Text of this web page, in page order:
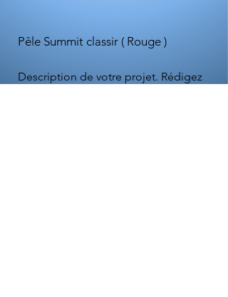
Pêle Summit classir ( Rouge )
Description de votre projet. Rédigez